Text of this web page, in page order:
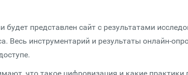
будет представлен сайт с результатами
Весь инструментарий и результаты онлайн-